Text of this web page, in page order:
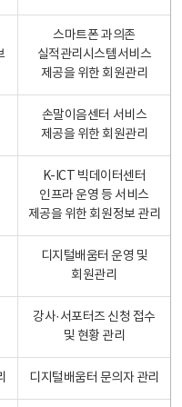
스마트폰 과의존
실적관리시스템서비스
제공을 위한 회원관리
손말이음센터 서비스
제공을 위한 회원관리
K-ICT 빅데이터센터
인프라 운영 등 서비스
제공을 위한 회원정보 관리
디지털배움터 운영 및
회원관리
강사·서포터즈 신청 접수
및 현황 관리
디지털배움터 문의자 관리